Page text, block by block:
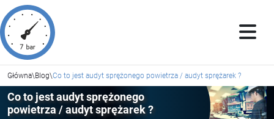
Główna\Blog\Co to jest audyt sprężonego powietrza / audyt sprężarek ?
Co to jest audyt sprężonego
powietrza / audyt sprężarek ?